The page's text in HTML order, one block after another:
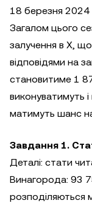
18 березня 2024
Загалом цього
залучення в X,
відповідями на
становитиме 1
виконуватимуть
матимуть шанс
Завдання 1.
Деталі: стати
Винагорода: 93
розподіляються